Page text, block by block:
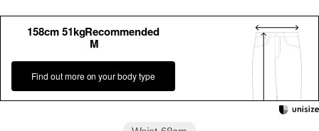
158cm 51kgRecommended
M
Find out more on your body type